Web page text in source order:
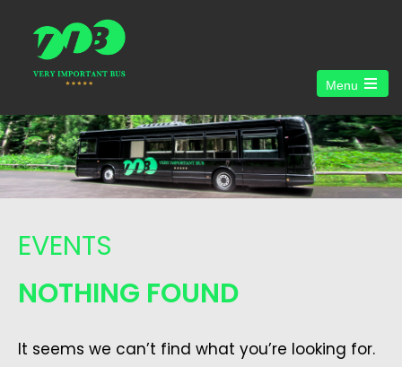
Menu
Open
the
main
menu
EVENTS
NOTHING FOUND
It seems we can’t find what you’re looking for.